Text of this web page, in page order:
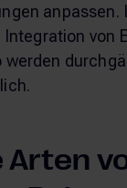
anpassen.
von
werden
Arten